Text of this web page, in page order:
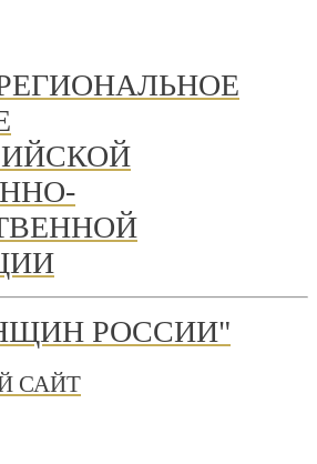
РОССИИ"
САЙТ